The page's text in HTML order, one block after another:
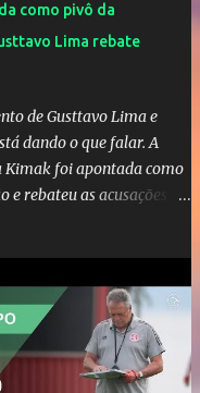
como pivô da
Lima rebate
de Gusttavo Lima e
dando o que falar. A
Kimak foi apontada como
e rebateu as acusações
ter esse tipo de
esclarecer que eu e
nenhum tipo de
porque sou fã dele", disse